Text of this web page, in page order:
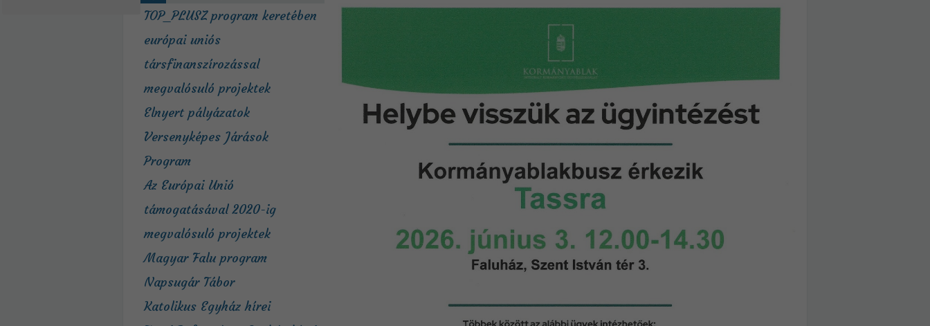
TOP_PLUSZ program keretében
európai uniós
társfinanszírozással
megvalósuló projektek
Elnyert pályázatok
Versenyképes Járások
Program
Az Európai Unió
támogatásával 2020-ig
megvalósuló projektek
Magyar Falu program
Napsugár Tábor
Katolikus Egyház hírei